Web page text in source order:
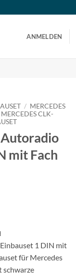
ANMELDEN
/ MERCEDES
MERCEDES CLK-
mit Fach
1 DIN mit
für Mercedes
schwarze